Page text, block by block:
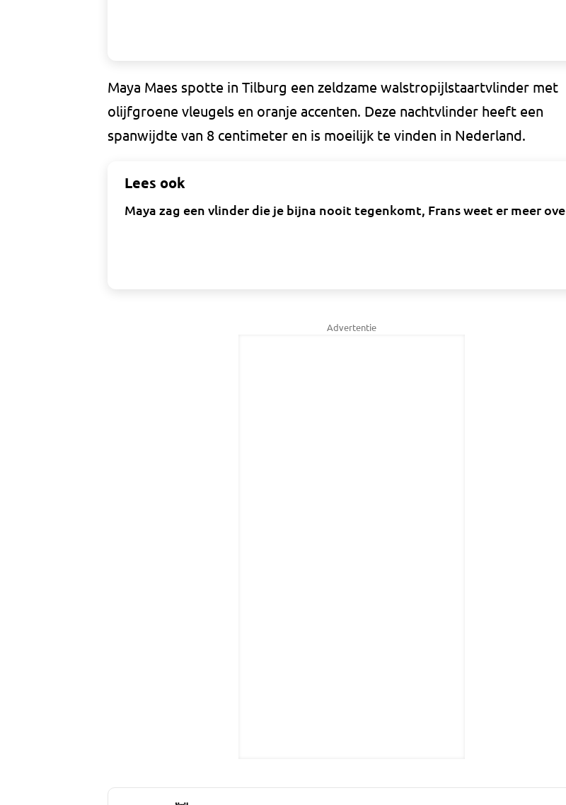
Maya Maes spotte in Tilburg een zeldzame walstropijlstaartvlinder met
olijfgroene vleugels en oranje accenten. Deze nachtvlinder heeft een
spanwijdte van 8 centimeter en is moeilijk te vinden in Nederland.
Lees ook
Maya zag een vlinder die je bijna nooit tegenkomt, Frans weet er meer
Advertentie